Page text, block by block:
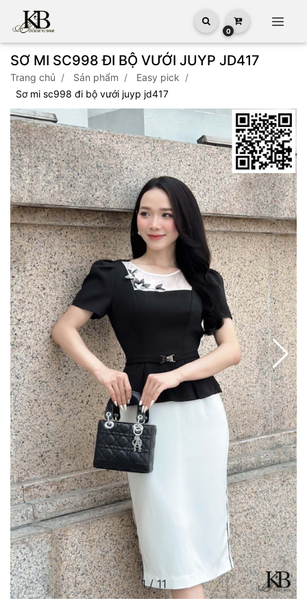
0
SƠ MI SC998 ĐI BỘ VƯỚI JUYP JD417
trang chủ sản phẩm
easy pick
sơ mi sc998 đi bộ vưới juyp jd417
1/ 11